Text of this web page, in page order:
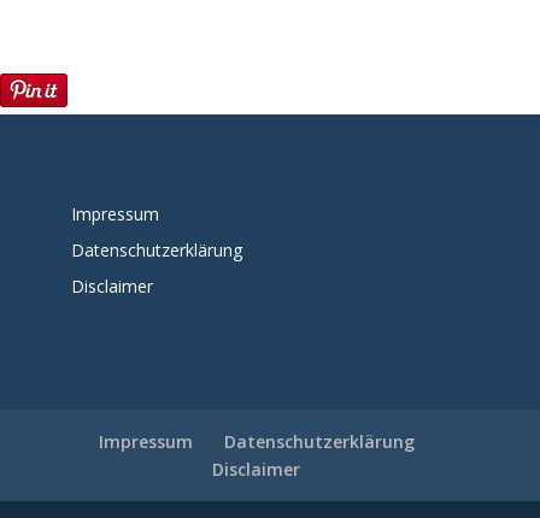
Impressum
Datenschutzerklärung
Disclaimer
Impressum
Datenschutzerklärung
Disclaimer